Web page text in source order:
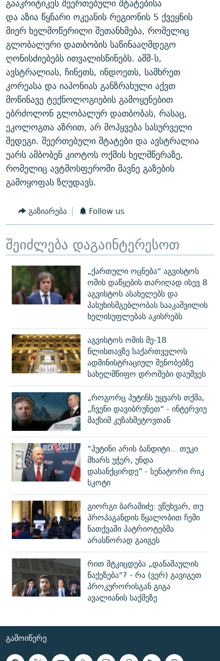
ᲛᲝᲚᲐᲞᲐᲠᲐᲙᲔ ᲢᲔᲥᲡᲢᲔᲑᲘ
ᲨᲘᲜ - ᲣᲪᲮᲝᲔᲗᲨᲘ
ᲚᲘᲢᲔᲠᲐᲢᲣᲠᲣᲚᲘ ᲬᲐᲮᲜᲐᲒᲔᲑᲘ
ᲐᲛᲔᲠᲘᲙᲣᲚᲘ ᲛᲝᲗᲮᲠᲝᲑᲐ
ᲘᲛᲞᲔᲠᲘᲐ ᲓᲐ ᲠᲐᲓᲘᲝ
ᲩᲔᲛᲘ ᲡᲘᲙᲕᲓᲘᲚᲘᲡ ᲛᲘᲖᲔᲖᲘᲐ COVID-19
11 ᲬᲔᲚᲘ - 11 ᲐᲛᲑᲐᲕᲘ
ᲡᲐᲞᲐᲠᲚᲐᲛᲔᲜᲢᲝ ᲐᲠᲩᲔᲕᲜᲔᲑᲘᲡ ᲘᲡᲢᲝᲠᲘᲐ
ᲑᲐᲕᲨᲕᲔᲑᲘ ᲞᲠᲝᲡᲢᲘᲢᲣᲪᲘᲐᲨᲘ - ᲐᲛᲝᲣᲗᲥᲛᲔᲚᲘ ᲐᲛᲑᲐᲕᲘ
5 ᲐᲛᲑᲐᲕᲘ - 20 ᲘᲕᲜᲘᲡᲡ ᲓᲐᲨᲐᲕᲔᲑᲣᲚᲔᲑᲘ
ᲐᲒᲕᲘᲡᲢᲝᲡ ᲝᲛᲘ
ПРИВЕТ ᲙᲣᲚᲢᲣᲠᲐ
ᲒᲐᲛᲝᲘᲬᲔᲠᲔ
რთე/რთ-ის ყველა საიტი
გააკრიტიკეს შეერთებული შტატებისა
და აზია წყნარი ოკეანის რეგიონის 5 ქვეყნის
მიერ ხელმოწერილი შეთანხმება, რომელიც
გლობალური დათბობის საწინააღმდეგო
ღონისძიებებს ითვალისწინებს. აშშ-ს,
ავსტრალიას, ჩინეთს, ინდოეთს, სამხრეთ
კორეასა და იაპონიას განზრახული აქვთ
მოწინავე ტექნოლოგიების გამოყენებით
ებრძოლონ გლობალურ დათბობას, რასაც,
ეკოლოგთა აზრით, არ მოჰყვება სასურველი
შედეგი. შეერთებული შტატები და ავსტრალია
უარს ამბობენ კიოტოს ოქმის ხელმწერაზე,
რომელიც ავტმოსფეროში მავნე გაზების
გამოყოფას ზღუდავს.
გაზიარება Follow us
შეიძლება დაგაინტერესოთ
„ქართული ოცნება“ აგვისტოს
ომის დაწყების თარიღად ისევ 8
აგვისტოს ასახელებს და
პასუხისმგებლობას სააკაშვილის
ხელისუფლებას აკისრებს
აგვისტოს ომის მე-18
წლისთავზე საქართველოს
ადმინისტრაციულ შენობებზე
სახელმწიფო დროშები დაუშვეს
„როგორც პუტინს უყვარს თქმა,
„ჩვენი დავიბრუნეთ“ - ინტერვიუ
მაქსიმ კუზახმეტოვთან
“პუტინი არის ბანდიტი... თუკი
მხარს უჭერ, უნდა
დასანქცირდე” - სენატორი რიკ
სკოტი
გიორგი ბარამიძე: ვწუხვარ, თუ
პროპაგანდის წყალობით ჩემი
ნათქვამი პატრიოტებმა
არასწორად გაიგეს
რით მტკიცდება „დანაშაულის
წაქეზება“? - რა (ვერ) გავიგეთ
პროკურორისგან გიგა
ავალიანის საქმეზე
ᲒᲐᲛᲝᲘᲬᲔᲠᲔ